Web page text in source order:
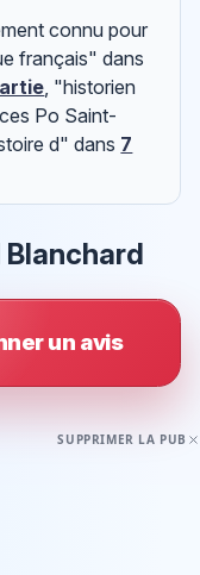
connu pour
français" dans
, "historien
Po Saint-
d" dans 7
Blanchard
un avis
SUPPRIMER LA PUB